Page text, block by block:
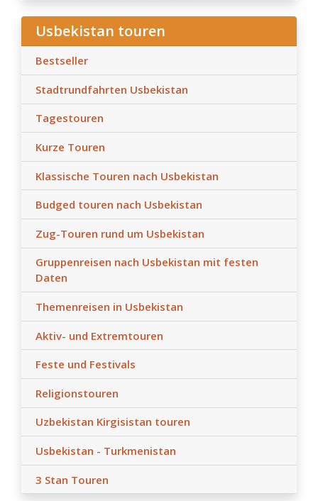
Usbekistan touren
Bestseller
Stadtrundfahrten Usbekistan
Tagestouren
Kurze Touren
Klassische Touren nach Usbekistan
Budged touren nach Usbekistan
Zug-Touren rund um Usbekistan
Gruppenreisen nach Usbekistan mit festen
Daten
Themenreisen in Usbekistan
Aktiv- und Extremtouren
Feste und Festivals
Religionstouren
Uzbekistan Kirgisistan touren
Usbekistan - Turkmenistan
3 Stan Touren